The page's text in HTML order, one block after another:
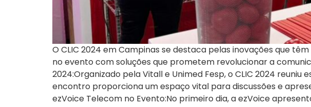
O CLIC 2024 em Campinas se destaca pelas inovações que
no evento com soluções que prometem revolucionar a
2024:Organizado pela Vitall e Unimed Fesp, o CLIC 2024
encontro proporciona um espaço vital para discussões e
ezVoice Telecom no Evento:No primeiro dia, a ezVoice